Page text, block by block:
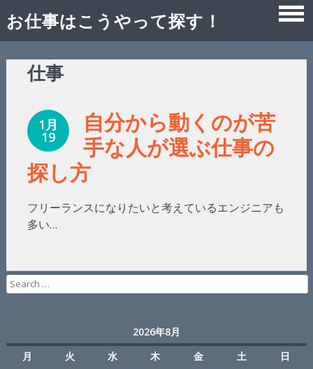
お仕事はこうやって探す！
仕事
1月
19
自分から動くのが苦
手な人が選ぶ仕事の
探し方
フリーランスになりたいと考えているエンジニアも
多い…
Search
for:
2026年8月
月
火 水 木 金 土 日